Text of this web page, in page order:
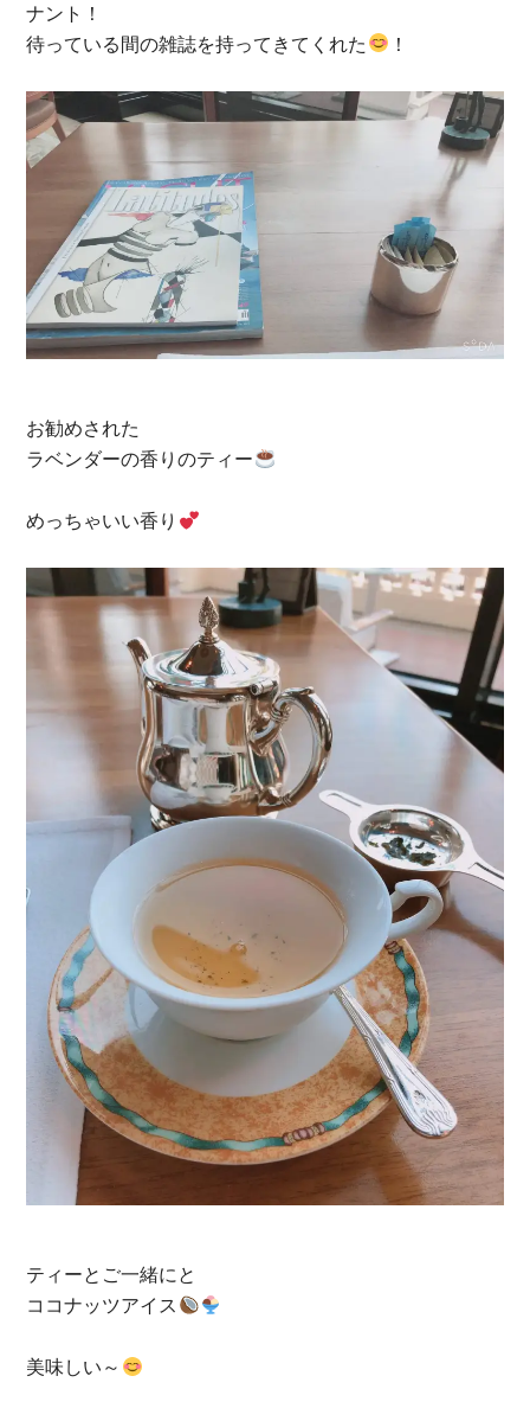
ナント！
待っている間の雑誌を持ってきてくれた
！
お勧めされた
ラベンダーの香りのティー
めっちゃいい香り
ティーとご一緒にと
ココナッツアイス
美味しい～